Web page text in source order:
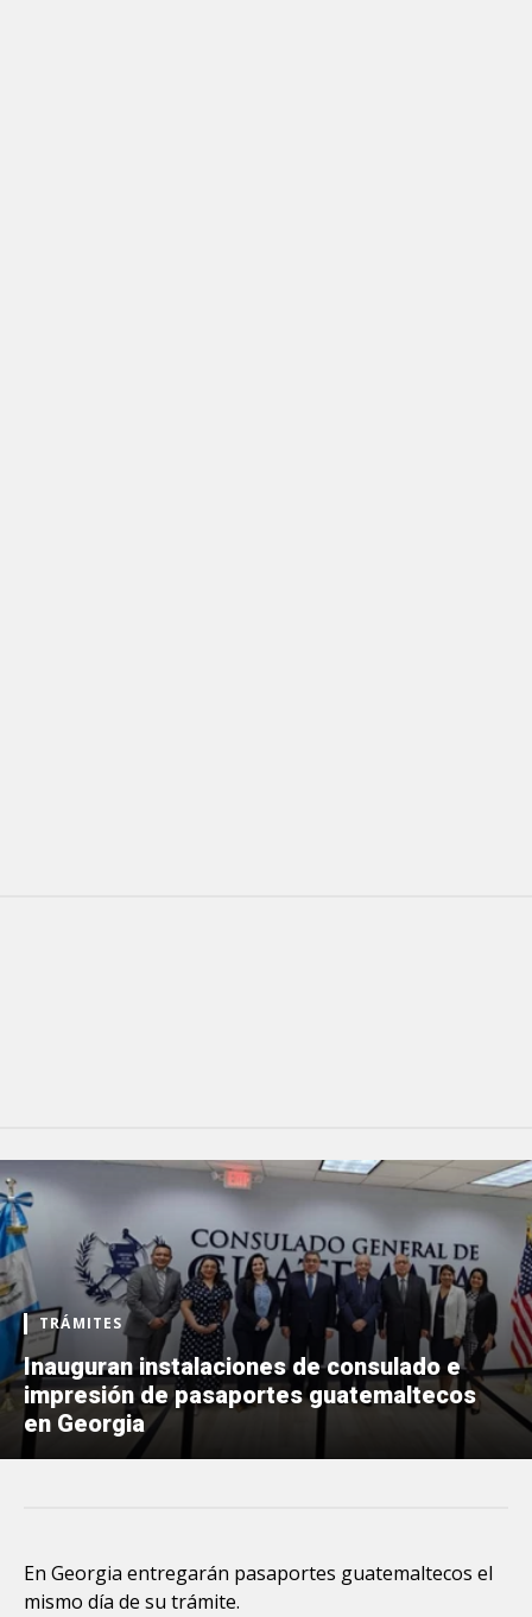
TRÁMITES
Inauguran instalaciones de consulado e
impresión de pasaportes guatemaltecos
en Georgia
En Georgia entregarán pasaportes guatemaltecos el
mismo día de su trámite.